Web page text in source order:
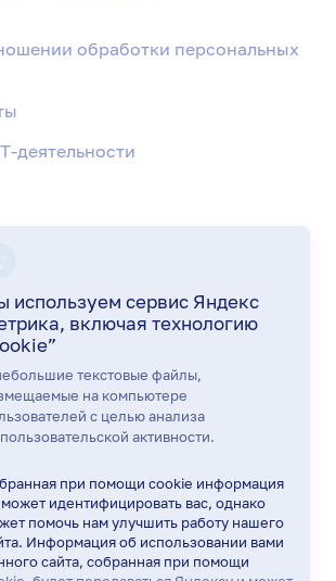
Ирина Вишнякова
Здравствуйте! Готова помочь
вам. Напишите мне, если у
вас появятся вопросы.
используем сервис Яндекс
включая технологию
текстовые файлы,
на компьютере
с целью анализа
активности.
при помощи cookie информация
идентифицировать вас, однако
помочь нам улучшить работу нашего
Информация об использовании вами
сайта, собранная при помощи
обработки персональных
деятельности